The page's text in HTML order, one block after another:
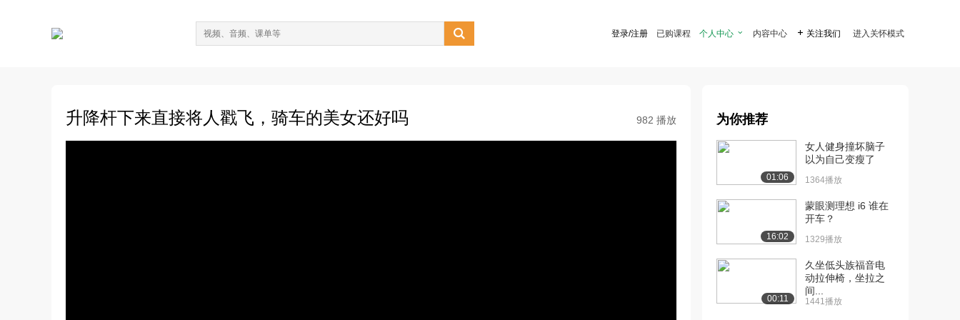
 登录/注册 已购课程 个人中心  内容中心  关注我们 进入关怀模式
升降杆下来直接将人戳飞，骑车的美女还好吗 982 播放 为你推荐
01:06
女人健身撞坏脑子
以为自己变瘦了
1364播放
16:02
蒙眼测理想 i6 谁在
开车？
1329播放
00:11
久坐低头族福音电
动拉伸椅，坐拉之
间...
1441播放